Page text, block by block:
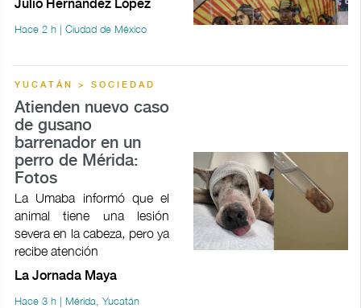
Julio Hernández López
Hace 2 h | Ciudad de México
YUCATÁN > SOCIEDAD
Atienden nuevo caso
de gusano
barrenador en un
perro de Mérida:
Fotos
La Umaba informó que el
animal tiene una lesión
severa en la cabeza, pero ya
recibe atención
La Jornada Maya
Hace 3 h | Mérida, Yucatán